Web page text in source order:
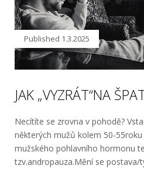
Published 1.3.2025
JAK „VYZRÁT“NA
Necítíte se zrovna v pohodě?
některých mužů kolem 50-
mužského pohlavního hormonu
tzv.andropauza.Mění se